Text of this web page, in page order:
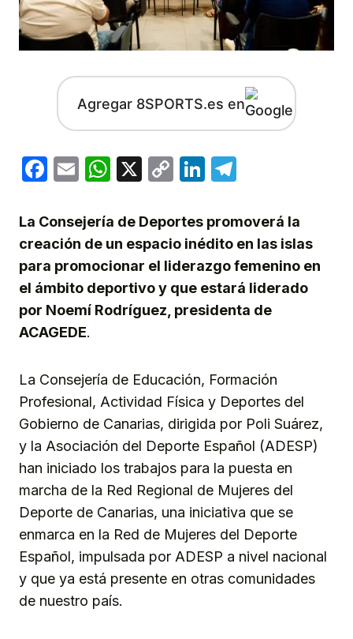
Agregar 8SPORTS.es en
Facebook
EmailWhatsApp
X
CopyLinkedIn
La Consejería de Deportes promoverá la
creación de un espacio inédito en las islas
para promocionar el liderazgo femenino en
el ámbito deportivo y que estará liderado
por Noemí Rodríguez, presidenta de
ACAGEDE.
La Consejería de Educación, Formación
Profesional, Actividad Física y Deportes del
Gobierno de Canarias, dirigida por Poli Suárez,
y la Asociación del Deporte Español (ADESP)
han iniciado los trabajos para la puesta en
marcha de la Red Regional de Mujeres del
Deporte de Canarias, una iniciativa que se
enmarca en la Red de Mujeres del Deporte
Español, impulsada por ADESP a nivel nacional
y que ya está presente en otras comunidades
de nuestro país.